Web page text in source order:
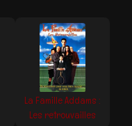
La Famille Addams :
Les retrouvailles